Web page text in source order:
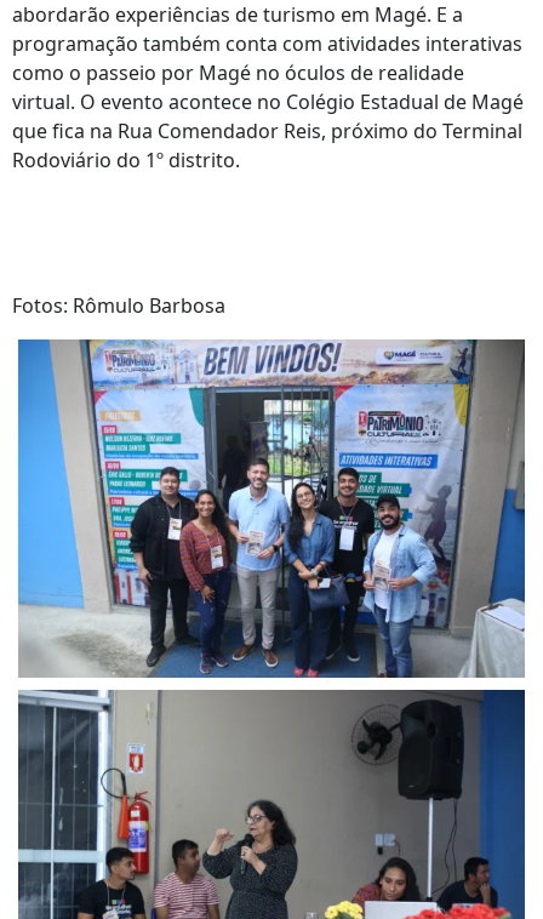
abordarão experiências de turismo em Magé. E a
programação também conta com atividades interativas
como o passeio por Magé no óculos de realidade
virtual. O evento acontece no Colégio Estadual de Magé
que fica na Rua Comendador Reis, próximo do Terminal
Rodoviário do 1º distrito.
Fotos: Rômulo Barbosa